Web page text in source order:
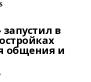
в
общения и